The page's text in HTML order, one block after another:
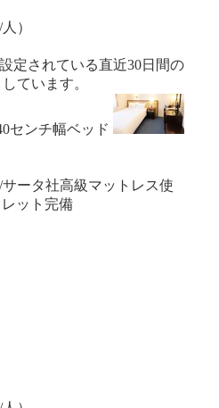
）
定されている直近30日間の
ています。
センチ幅ベッド
ータ社高級マットレス使
ット完備